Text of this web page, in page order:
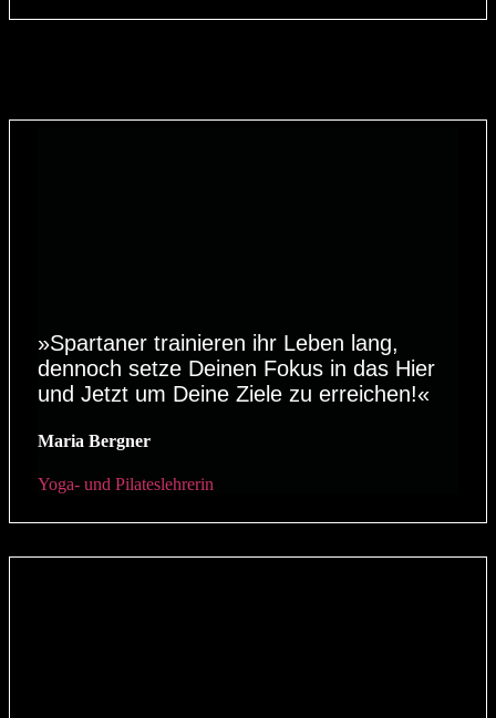
»Spartaner trainieren ihr Leben lang,
dennoch setze Deinen Fokus in das Hier
und Jetzt um Deine Ziele zu erreichen!«
Maria Bergner
Yoga- und Pilateslehrerin